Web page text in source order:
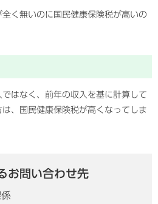
く無いのに国民健康保険税が高いの
はなく、前年の収入を基に計算して
、国民健康保険税が高くなってしま
お問い合わせ先